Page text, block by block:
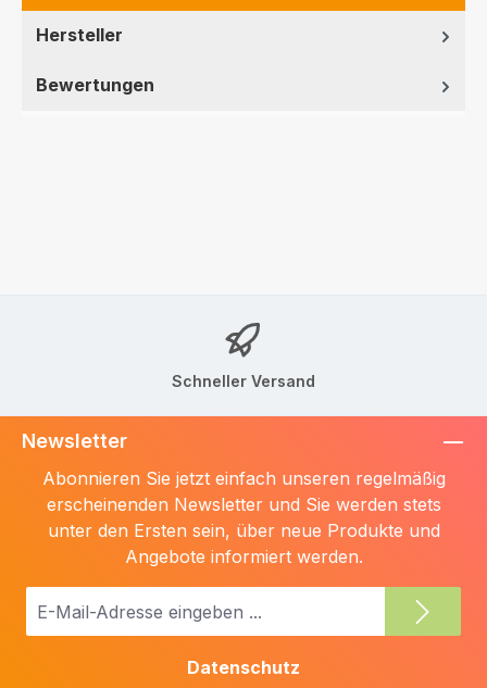
Hersteller
Bewertungen
Schneller Versand
Newsletter
Abonnieren Sie jetzt einfach unseren regelmäßig
erscheinenden Newsletter und Sie werden stets
unter den Ersten sein, über neue Produkte und
Angebote informiert werden.
E-
Datenschutz